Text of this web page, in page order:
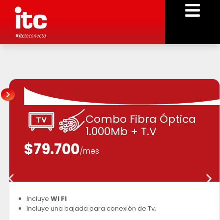
Combo Fibra Óptica
1.000Mb + T.V
$79.700/mes
Incluye WI FI
Incluye una bajada para conexión de Tv.